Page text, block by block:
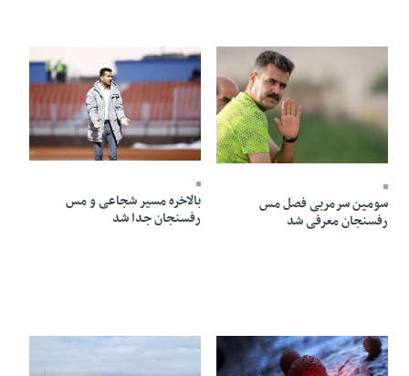
سومین سرمربی فصل مس
رفسنجان معرفی شد
10 Bahman 1403 - 16:09
بالاخره مسیر شجاعی و مس
رفسنجان جدا شد